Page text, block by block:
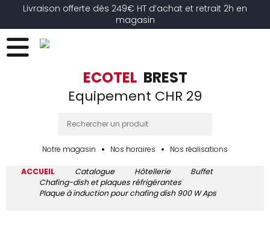
Livraison offerte dès 249€ HT d’achat et retrait 2h en
magasin
ECOTEL BREST
Equipement CHR 29
Notre magasin Nos horaires Nos réalisations
ACCUEIL Catalogue Hôtellerie
Buffet
Chafing-dish et plaques réfrigérantes
Plaque à induction pour chafing dish 900 W Aps